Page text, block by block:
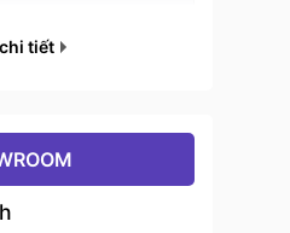
khiển riêng biệt
quá nhiệt
tiết